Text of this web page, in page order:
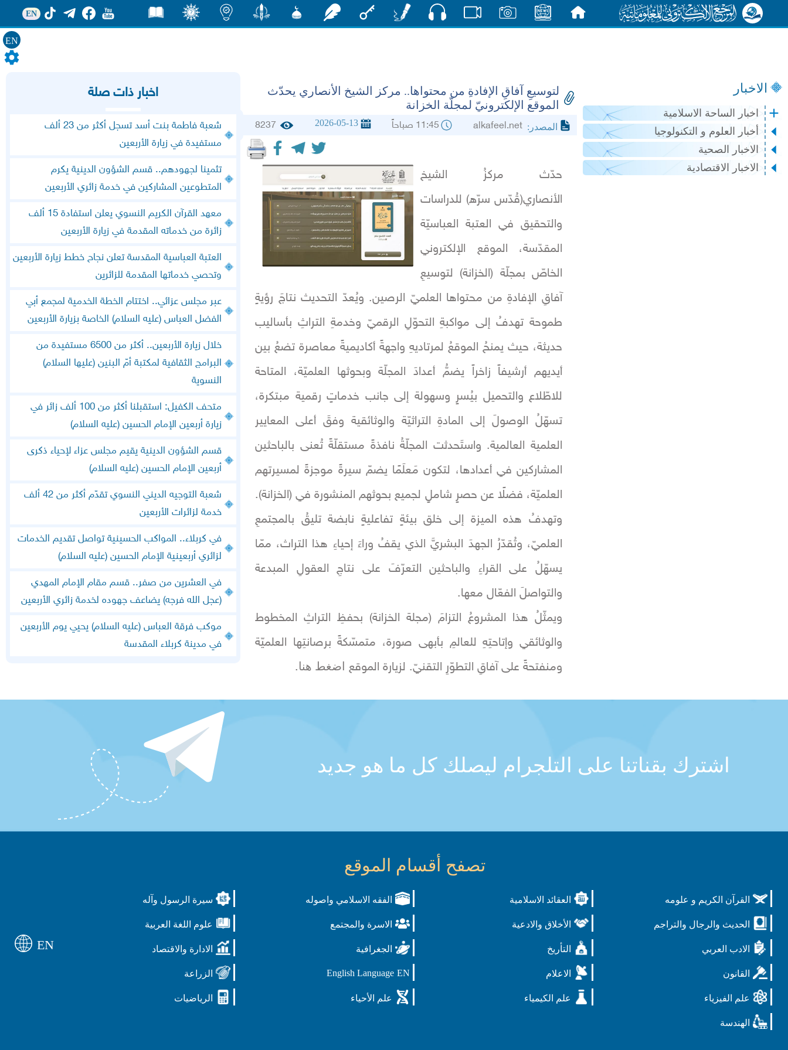
EN
EN
الاخبار
اخبار الساحة الاسلامية
أخبار العلوم و التكنولوجيا
الاخبار الصحية
الاخبار الاقتصادية
لتوسيعِ آفاقِ الإفادةِ من محتواها.. مركز الشيخ الأنصاري يحدّث
الموقع الإلكترونيّ لمجلّة الخزانة
المصدر: 11:45 صباحاً 2026-05-13
8237
حدّث مركزُ الشيخ
الأنصاري(قُدّس سرّه) للدراسات
والتحقيق في العتبة العباسيّة
المقدّسة، الموقع الإلكتروني
الخاصّ بمجلّة (الخزانة) لتوسيعِ
آفاقِ الإفادةِ من محتواها العلميّ الرصين. ويُعدّ التحديث نتاجَ رؤيةٍ
طموحة تهدفُ إلى مواكبةِ التحوّلِ الرقميّ وخدمةِ التراثِ بأساليب
حديثة، حيث يمنحُ الموقعُ لمرتاديهِ واجهةً أكاديميةً معاصرة تضعُ بين
أيديهم أرشيفاً زاخراً يضمُّ أعدادَ المجلّة وبحوثها العلميّة، المتاحة
للاطّلاع والتحميل بيُسرٍ وسهولة إلى جانب خدماتٍ رقمية مبتكرة،
تسهّلُ الوصولَ إلى المادةِ التراثيّة والوثائقية وفقَ أعلى المعايير
العلمية العالمية. واستَحدثت المجلّةُ نافذةً مستقلّةً تُعنى بالباحثين
المشاركين في أعدادها، لتكون مَعلَمًا يضمّ سيرةً موجزةً لمسيرتهم
العلميّة، فضلًا عن حصرٍ شاملٍ لجميع بحوثهم المنشورة في (الخزانة).
وتهدفُ هذه الميزة إلى خلق بيئةٍ تفاعليةٍ نابضة تليقُ بالمجتمعِ
العلميّ، وتُقدّرُ الجهدَ البشريَّ الذي يقفُ وراءَ إحياءِ هذا التراث، ممّا
يسهّلُ على القراءِ والباحثين التعرّفَ على نتاجِ العقولِ المبدعة
والتواصلَ الفعّال معها.
ويمثّلُ هذا المشروعُ التزامَ (مجلة الخزانة) بحفظِ التراثِ المخطوط
والوثائقي وإتاحتِهِ للعالمِ بأبهى صورة، متمسّكةً برصانتِها العلميّة
ومنفتحةً على آفاقِ التطوّرِ التقنيّ. لزيارة الموقع اضغط هنا.
اخبار ذات صلة
شعبة فاطمة بنت أسد تسجل أكثر من 23 ألف
مستفيدة في زيارة الأربعين
تثمينا لجهودهم.. قسم الشؤون الدينية يكرم
المتطوعين المشاركين في خدمة زائري الأربعين
معهد القرآن الكريم النسوي يعلن استفادة 15 ألف
زائرة من خدماته المقدمة في زيارة الأربعين
العتبة العباسية المقدسة تعلن نجاح خطط زيارة الأربعين
وتحصي خدماتها المقدمة للزائرين
عبر مجلس عزائي.. اختتام الخطة الخدمية لمجمع أبي
الفضل العباس (عليه السلام) الخاصة بزيارة الأربعين
خلال زيارة الأربعين.. أكثر من 6500 مستفيدة من
البرامج الثقافية لمكتبة أمّ البنين (عليها السلام)
النسوية
متحف الكفيل: استقبلنا أكثر من 100 ألف زائر في
زيارة أربعين الإمام الحسين (عليه السلام)
قسم الشؤون الدينية يقيم مجلس عزاء لإحياء ذكرى
أربعين الإمام الحسين (عليه السلام)
شعبة التوجيه الديني النسوي تقدّم أكثر من 42 ألف
خدمة لزائرات الأربعين
في كربلاء.. المواكب الحسينية تواصل تقديم الخدمات
لزائري أربعينية الإمام الحسين (عليه السلام)
في العشرين من صفر.. قسم مقام الإمام المهدي
(عجل الله فرجه) يضاعف جهوده لخدمة زائري الأربعين
موكب فرقة العباس (عليه السلام) يحيي يوم الأربعين
في مدينة كربلاء المقدسة
اشترك بقناتنا على التلجرام ليصلك كل ما هو جديد
تصفح أقسام الموقع
القرآن الكريم و علومه العقائد الاسلامية الفقه الاسلامي واصوله سيرة الرسول وآله
الحديث والرجال والتراجم الأخلاق والادعية الاسرة والمجتمع علوم اللغة العربية
الادب العربي التأريخ الجغرافية الادارة والاقتصاد
القانون الاعلام EN
English Language الزراعة
علم الفيزياء علم الكيمياء علم الأحياء الرياضيات
الهندسة
EN